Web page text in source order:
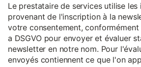
Le prestataire de services utilise
provenant de l'inscription à la
votre consentement, conformément
a DSGVO pour envoyer et évaluer
newsletter en notre nom. Pour
envoyés contiennent ce que l'on